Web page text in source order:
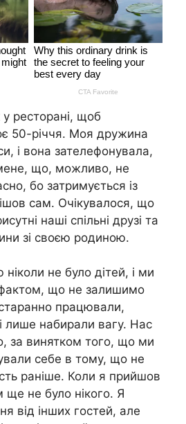
ресторані, щоб
50-річчя. Моя дружина
і вона зателефонувала,
що, можливо, не
бо затримується із
сам. Очікувалося, що
наші спільні друзі та
зі своєю родиною.
не було дітей, і ми
що не залишимо
працювали,
лише набирали вагу. Нас
за винятком того, що ми
себе в тому, що не
раніше. Коли я прийшов
ще не було нікого. Я
від інших гостей, але